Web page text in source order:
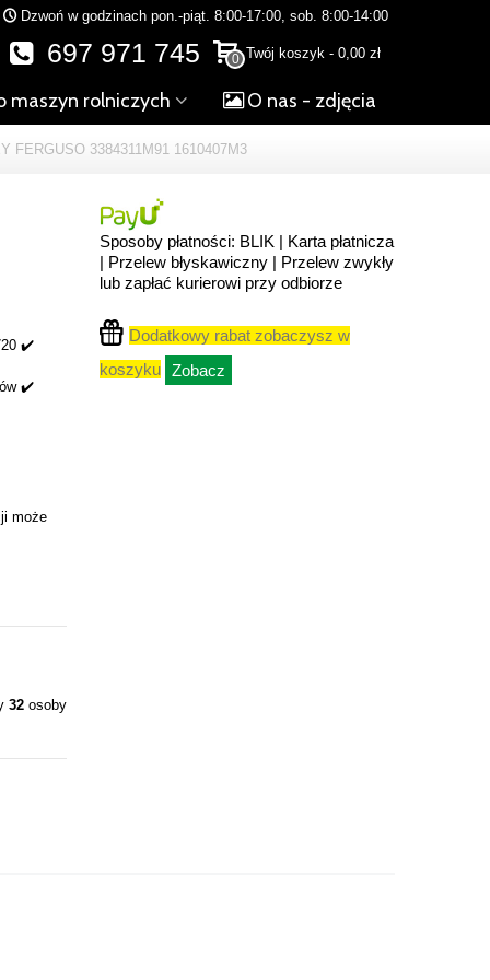
Dzwoń w godzinach pon.-piąt. 8:00-17:00, sob. 8:00-14:00
0 Twój koszyk - 0,00 zł
697 971 745
maszyn rolniczych O nas - zdjęcia
FERGUSO 3384311M91 1610407M3
✔️
✔️
może
32osoby
Sposoby płatności: BLIK | Karta płatnicza
| Przelew błyskawiczny | Przelew zwykły
lub zapłać kurierowi przy odbiorze
Dodatkowy rabat zobaczysz w
koszyku Zobacz